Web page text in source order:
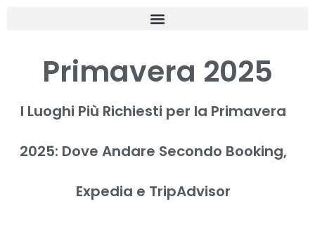
Primavera 2025
I Luoghi Più Richiesti per la Primavera
2025: Dove Andare Secondo Booking,
Expedia e TripAdvisor